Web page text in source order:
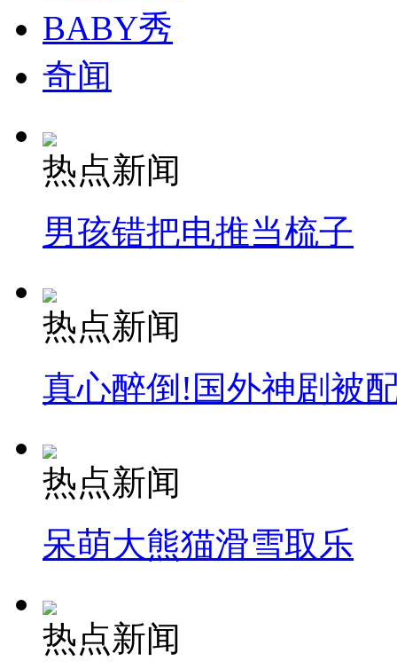
BABY秀
奇闻
热点新闻
男孩错把电推当梳子
热点新闻
真心醉倒!国外神剧被
热点新闻
呆萌大熊猫滑雪取乐
热点新闻